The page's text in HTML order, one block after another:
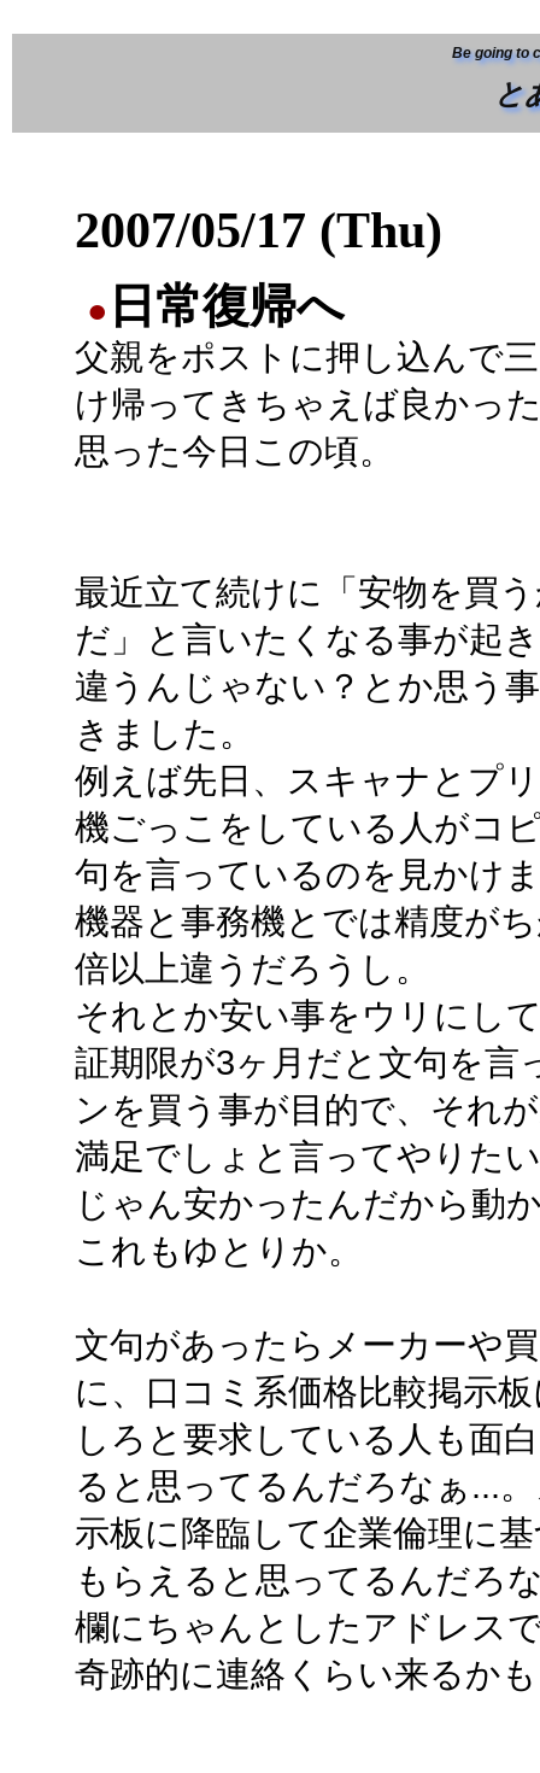
Be going to
と
2007/05/17 (Thu)
● 日常復帰へ
父親をポストに押し込んで
け帰ってきちゃえば良かっ
思った今日この頃。
最近立て続けに「安物を買
だ」と言いたくなる事が起
違うんじゃない？とか思う
きました。
例えば先日、スキャナとプ
機ごっこをしている人がコ
句を言っているのを見かけ
機器と事務機とでは精度が
倍以上違うだろうし。
それとか安い事をウリにし
証期限が3ヶ月だと文句を
ンを買う事が目的で、それ
満足でしょと言ってやりた
じゃん安かったんだから動
これもゆとりか。
文句があったらメーカーや
に、口コミ系価格比較掲示
しろと要求している人も面
ると思ってるんだろなぁ...
示板に降臨して企業倫理に
もらえると思ってるんだろ
欄にちゃんとしたアドレス
奇跡的に連絡くらい来るか